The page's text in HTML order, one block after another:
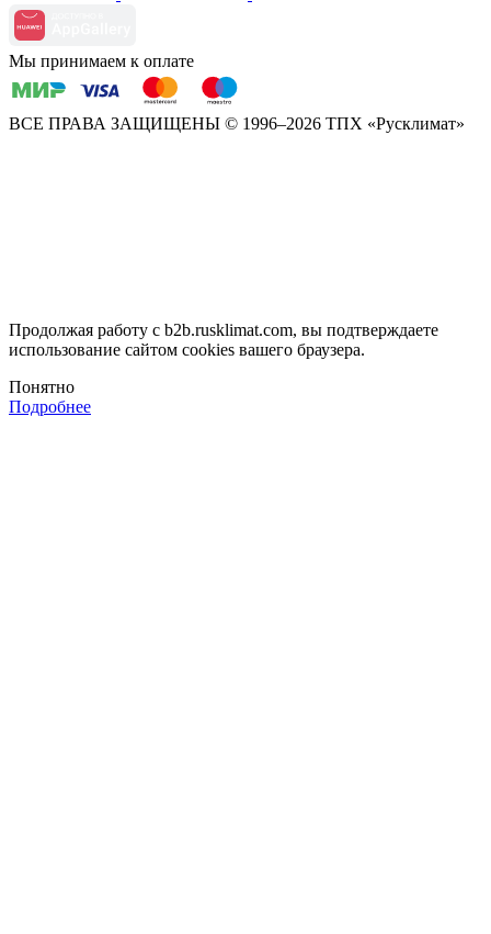
Мы принимаем к оплате
ВСЕ ПРАВА ЗАЩИЩЕНЫ © 1996–2026 ТПХ «Русклимат»
Продолжая работу с b2b.rusklimat.com, вы подтверждаете
использование сайтом cookies вашего браузера.
Понятно
Подробнее